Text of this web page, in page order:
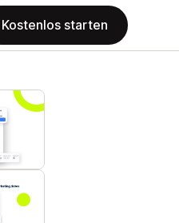
Kostenlos starten